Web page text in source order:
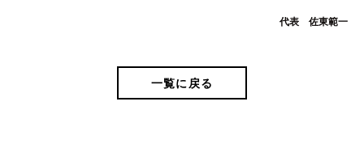
代表 佐東範一
一覧に戻る